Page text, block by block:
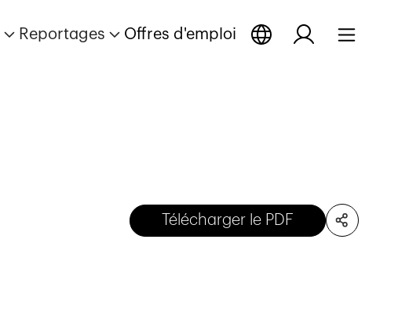
Reportages Offres d'emploi
Télécharger le PDF